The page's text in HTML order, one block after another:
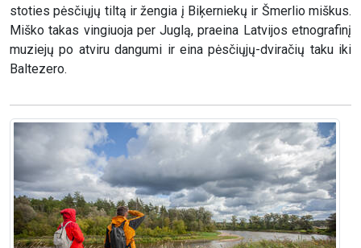
stoties pėsčiųjų tiltą ir žengia į Biķerniekų ir Šmerlio miškus.
Miško takas vingiuoja per Juglą, praeina Latvijos etnografinį
muziejų po atviru dangumi ir eina pėsčiųjų-dviračių taku iki
Baltezero.